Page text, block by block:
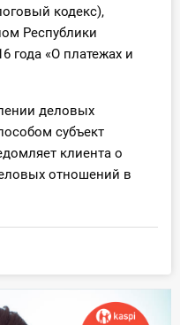
кодекс),
Республики
года «О платежах и
деловых
субъект
клиента о
отношений в